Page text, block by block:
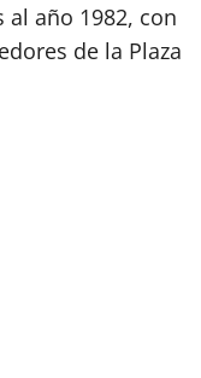
año 1982, con
de la Plaza